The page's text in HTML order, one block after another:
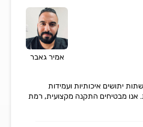
אמיר גאבר
יתושים איכותיות ועמידות
אנו מבטיחים התקנה מקצועית, רמת